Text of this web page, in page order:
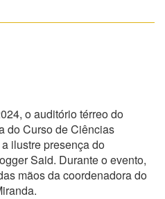
o auditório térreo do
do Curso de Ciências
ilustre presença do
Said. Durante o evento,
mãos da coordenadora do